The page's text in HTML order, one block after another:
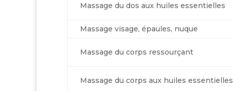
Massage du dos aux huiles essentielles
Massage visage, épaules, nuque
Massage du corps ressourçant
Massage du corps aux huiles essentielles